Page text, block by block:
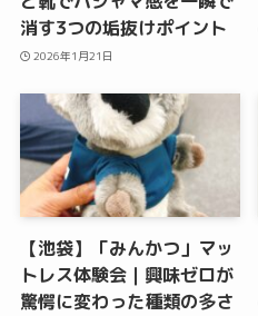
消す3つの垢抜けポイント
2026年1月21日
【池袋】「みんかつ」マッ
トレス体験会｜興味ゼロが
驚愕に変わった種類の多さ